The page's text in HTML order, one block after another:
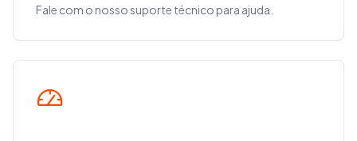
Fale com o nosso suporte técnico para ajuda.